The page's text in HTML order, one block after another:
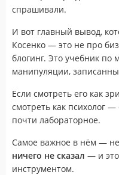
спрашивали.
И вот главный вывод,
Косенко — это не про
блогинг. Это учебник по
манипуляции,
Если смотреть его как
смотреть как психолог —
почти лабораторное.
Самое важное в нём — не
ничего не сказал — и
инструментом.